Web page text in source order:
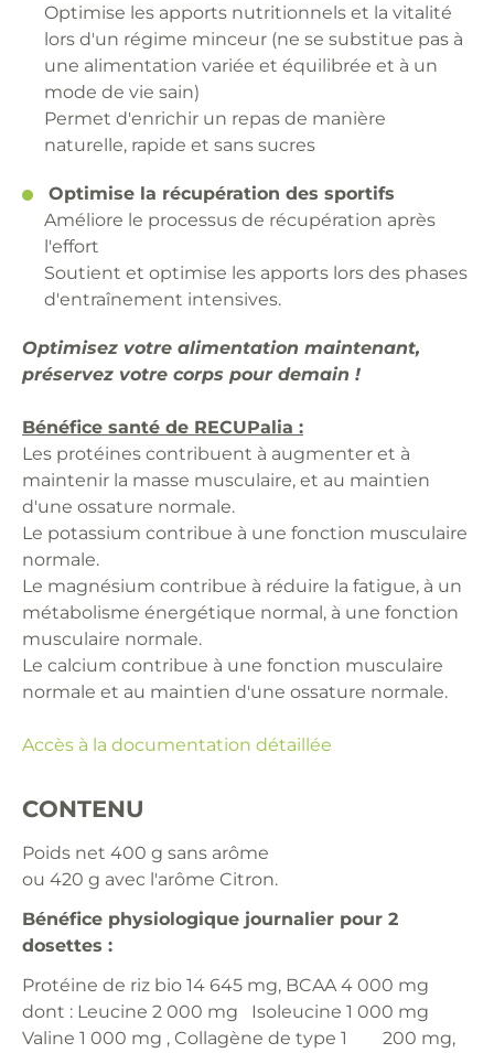
Optimise les apports nutritionnels et la vitalité
lors d'un régime minceur (ne se substitue pas à
une alimentation variée et équilibrée et à un
mode de vie sain)
Permet d'enrichir un repas de manière
naturelle, rapide et sans sucres
Optimise la récupération des sportifs
Améliore le processus de récupération après
l'effort
Soutient et optimise les apports lors des phases
d'entraînement intensives.
Optimisez votre alimentation maintenant,
préservez votre corps pour demain !
Bénéfice santé de RECUPalia :
Les protéines contribuent à augmenter et à
maintenir la masse musculaire, et au maintien
d'une ossature normale.
Le potassium contribue à une fonction musculaire
normale.
Le magnésium contribue à réduire la fatigue, à un
métabolisme énergétique normal, à une fonction
musculaire normale.
Le calcium contribue à une fonction musculaire
normale et au maintien d'une ossature normale.
Accès à la documentation détaillée
CONTENU
Poids net 400 g sans arôme
ou 420 g avec l'arôme Citron.
Bénéfice physiologique journalier pour 2
dosettes :
Protéine de riz bio 14 645 mg, BCAA 4 000 mg
dont : Leucine 2 000 mg Isoleucine 1 000 mg
Valine 1 000 mg , Collagène de type 1 200 mg,